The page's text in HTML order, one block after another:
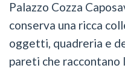
Palazzo Cozza
conserva una ricca
oggetti, quadreria e
pareti che